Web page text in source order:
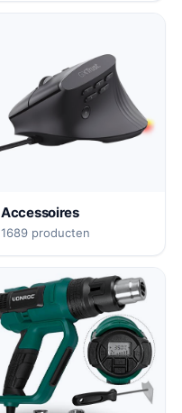
Accessoires
1689 producten